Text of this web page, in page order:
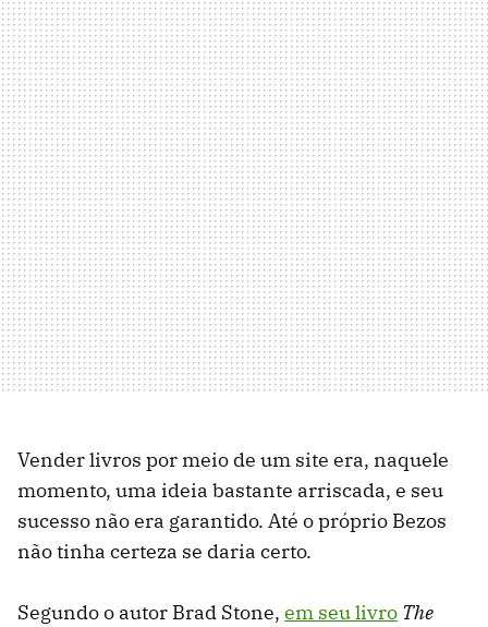
Vender livros por meio de um site era, naquele
momento, uma ideia bastante arriscada, e seu
sucesso não era garantido. Até o próprio Bezos
não tinha certeza se daria certo.
Segundo o autor Brad Stone, em seu livro The